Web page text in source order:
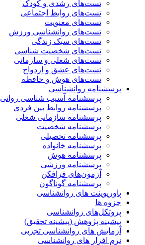
تست‌های رشدی و کودک
تست‌های روابط اجتماعی
تست‌های معنویت
تست‌های روانشناسی ورزش
تست‌های سبک زندگی
تست‌های شخصیت شناسی
تست‌های شغلی و سازمانی
تست‌های عشق و ازدواج
تست‌های هوش و حافظه
پرسشنامه روانشناسی
پرسشنامه آسیب شناسی روانی
پرسشنامه روابط بین فردی
پرسشنامه سازمانی شغلی
پرسشنامه شخصیت
پرسشنامه تحصیلی
پرسشنامه خانواده
پرسشنامه هوش
پرسشنامه ورزشی
آزمون‌های فرافکن
پرسشنامه گوناگون
پاورپوینت های روانشناسی
جزوه ها
پروتکل‌های روانشناسی
پیشینه پژوهش (پیشینه تحقیق)
آزمایش های روانشناسی تجربی
نرم افزار های روانشناسی